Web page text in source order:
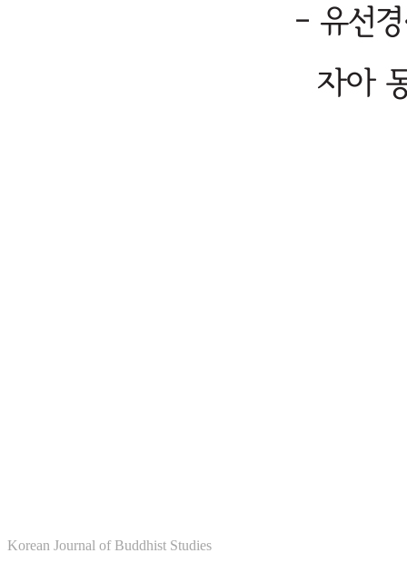
Korean Journal of Buddhist Studies